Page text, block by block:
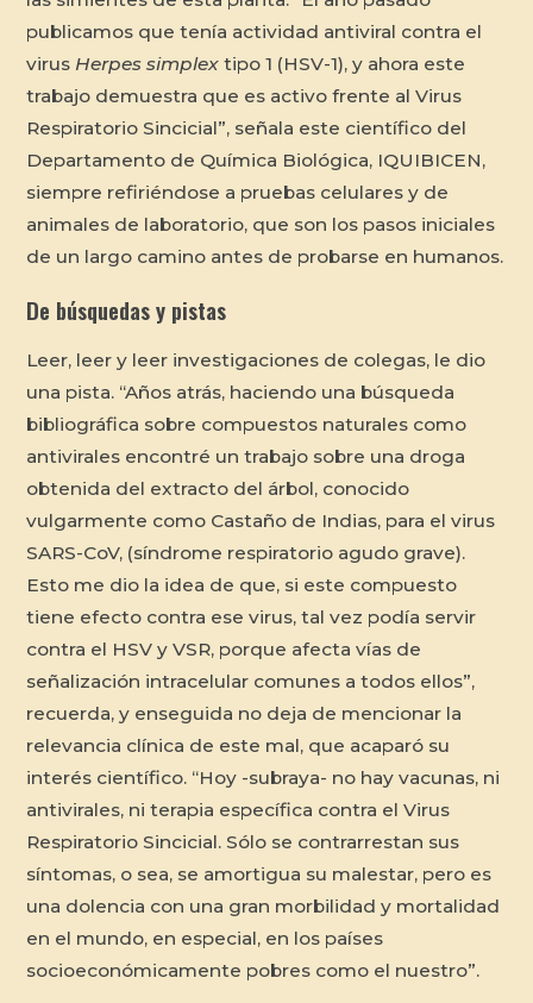
publicamos que tenía actividad antiviral contra el
virus Herpes simplex tipo 1 (HSV-1), y ahora este
trabajo demuestra que es activo frente al Virus
Respiratorio Sincicial”, señala este científico del
Departamento de Química Biológica, IQUIBICEN,
siempre refiriéndose a pruebas celulares y de
animales de laboratorio, que son los pasos iniciales
de un largo camino antes de probarse en humanos.
De búsquedas y pistas
Leer, leer y leer investigaciones de colegas, le dio
una pista. “Años atrás, haciendo una búsqueda
bibliográfica sobre compuestos naturales como
antivirales encontré un trabajo sobre una droga
obtenida del extracto del árbol, conocido
vulgarmente como Castaño de Indias, para el virus
SARS-CoV, (síndrome respiratorio agudo grave).
Esto me dio la idea de que, si este compuesto
tiene efecto contra ese virus, tal vez podía servir
contra el HSV y VSR, porque afecta vías de
señalización intracelular comunes a todos ellos”,
recuerda, y enseguida no deja de mencionar la
relevancia clínica de este mal, que acaparó su
interés científico. “Hoy -subraya- no hay vacunas, ni
antivirales, ni terapia específica contra el Virus
Respiratorio Sincicial. Sólo se contrarrestan sus
síntomas, o sea, se amortigua su malestar, pero es
una dolencia con una gran morbilidad y mortalidad
en el mundo, en especial, en los países
socioeconómicamente pobres como el nuestro”.